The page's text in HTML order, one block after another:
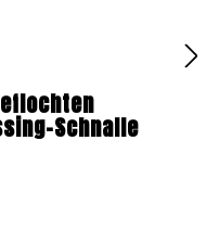
Schnalle